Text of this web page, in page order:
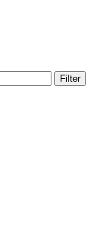
Filter